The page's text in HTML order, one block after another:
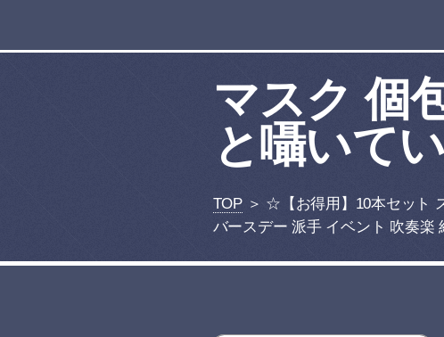
マスク 個
と囁いて
TOP＞ ☆【お得用】10本セット
バースデー 派手 イベント 吹奏楽